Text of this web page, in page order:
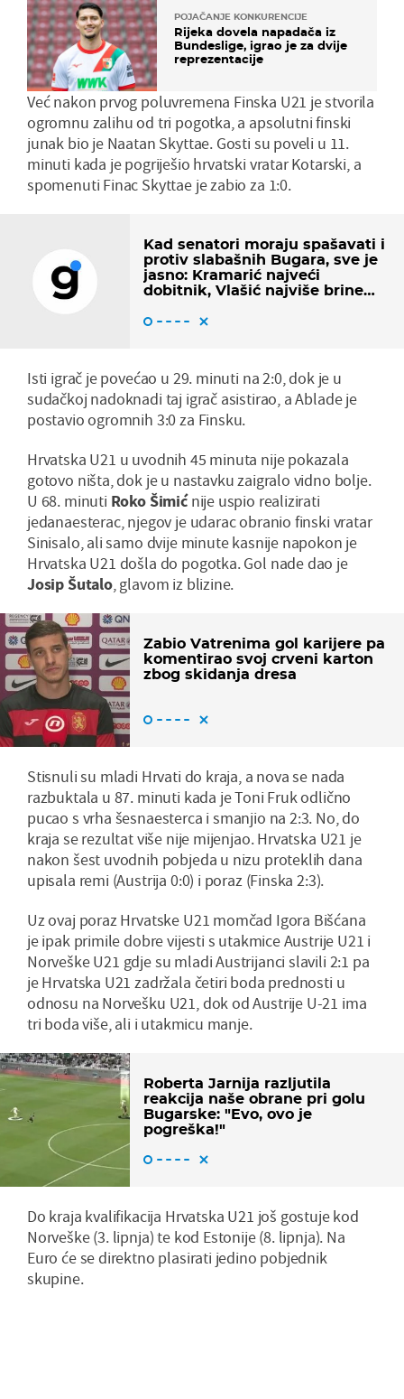
POJAČANJE KONKURENCIJE
Rijeka dovela napadača iz
Bundeslige, igrao je za dvije
reprezentacije
Već nakon prvog poluvremena Finska U21 je stvorila
ogromnu zalihu od tri pogotka, a apsolutni finski
junak bio je Naatan Skyttae. Gosti su poveli u 11.
minuti kada je pogriješio hrvatski vratar Kotarski, a
spomenuti Finac Skyttae je zabio za 1:0.
Kad senatori moraju spašavati i
protiv slabašnih Bugara, sve je
jasno: Kramarić najveći
dobitnik, Vlašić najviše brine
Isti igrač je povećao u 29. minuti na 2:0, dok je u
sudačkoj nadoknadi taj igrač asistirao, a Ablade je
postavio ogromnih 3:0 za Finsku.
Hrvatska U21 u uvodnih 45 minuta nije pokazala
gotovo ništa, dok je u nastavku zaigralo vidno bolje.
U 68. minuti Roko Šimićnije uspio realizirati
jedanaesterac, njegov je udarac obranio finski vratar
Sinisalo, ali samo dvije minute kasnije napokon je
Hrvatska U21 došla do pogotka. Gol nade dao je
Josip Šutalo, glavom iz blizine.
Zabio Vatrenima gol karijere pa
komentirao svoj crveni karton
zbog skidanja dresa
Stisnuli su mladi Hrvati do kraja, a nova se nada
razbuktala u 87. minuti kada je Toni Fruk odlično
pucao s vrha šesnaesterca i smanjio na 2:3. No, do
kraja se rezultat više nije mijenjao. Hrvatska U21 je
nakon šest uvodnih pobjeda u nizu proteklih dana
upisala remi (Austrija 0:0) i poraz (Finska 2:3).
Uz ovaj poraz Hrvatske U21 momčad Igora Bišćana
je ipak primile dobre vijesti s utakmice Austrije U21 i
Norveške U21 gdje su mladi Austrijanci slavili 2:1 pa
je Hrvatska U21 zadržala četiri boda prednosti u
odnosu na Norvešku U21, dok od Austrije U-21 ima
tri boda više, ali i utakmicu manje.
Roberta Jarnija razljutila
reakcija naše obrane pri golu
Bugarske: "Evo, ovo je
pogreška!"
Do kraja kvalifikacija Hrvatska U21 još gostuje kod
Norveške (3. lipnja) te kod Estonije (8. lipnja). Na
Euro će se direktno plasirati jedino pobjednik
skupine.